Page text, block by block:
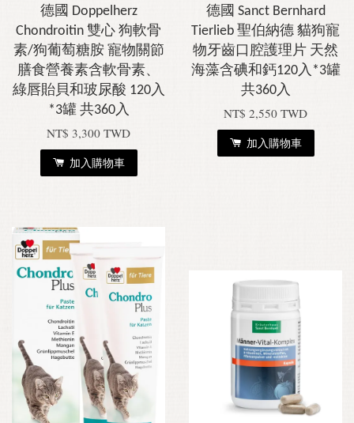
德國 Doppelherz
Chondroitin 雙心 狗軟骨
素/狗葡萄糖胺 寵物關節
膳食營養素含軟骨素、
綠唇貽貝和玻尿酸 120入
*3罐 共360入
NT$ 3,300 TWD
加入購物車
德國 Sanct Bernhard
Tierlieb 聖伯納德 貓狗寵
物牙齒口腔護理片 天然
海藻含碘和鈣120入*3罐
共360入
NT$ 2,550 TWD
加入購物車